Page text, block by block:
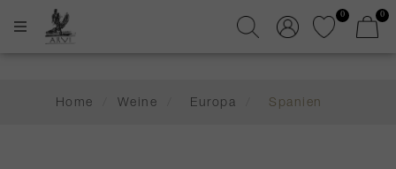
0 0
Home Weine Europa Spanien